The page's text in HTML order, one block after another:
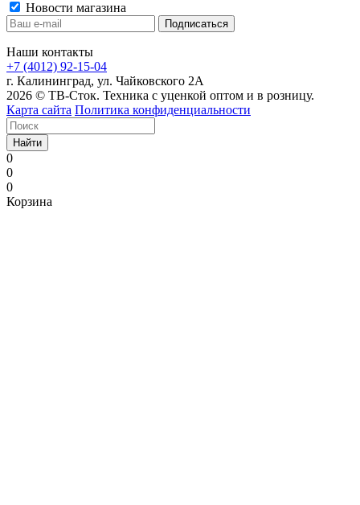
Новости магазина
Наши контакты
+7 (4012) 92-15-04
г. Калининград, ул. Чайковского 2А
2026 © ТВ-Сток. Техника с уценкой оптом и в розницу.
Карта сайта Политика конфиденциальности
Найти
0
0
0
Корзина